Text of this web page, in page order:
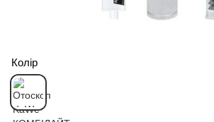
Колір